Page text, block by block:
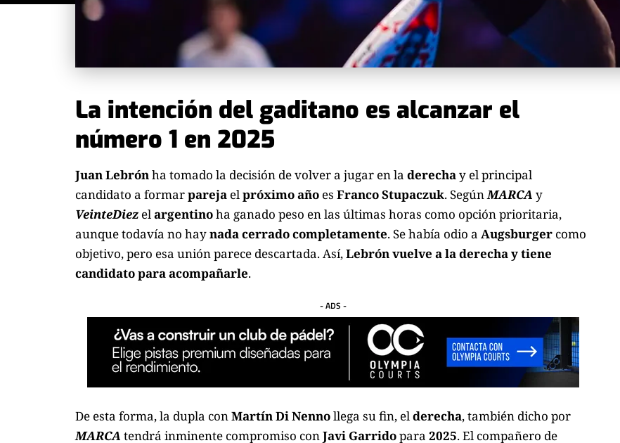
La intención del gaditano es alcanzar el
número 1 en 2025
Juan Lebrónha tomado la decisión de volver a jugar en la derechay el principal
candidato a formarpareja elpróximo año es Franco Stupaczuk. SegúnMARCA y
VeinteDiez elargentinoha ganado peso en las últimas horas como opción prioritaria,
aunque todavía no haynada cerrado completamente. Se había odio a Augsburger como
objetivo, pero esa unión parece descartada. Así,Lebrón vuelve a la derecha y tiene
candidato para acompañarle.
- ADS -
De esta forma, la dupla conMartín Di Nennollega su fin, elderecha, también dicho por
MARCA tendrá inminente compromiso conJavi Garridopara 2025. El compañero de